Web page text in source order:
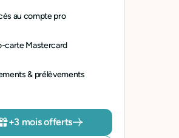
au compte pro
carte Mastercard
& prélèvements
+3 mois offerts